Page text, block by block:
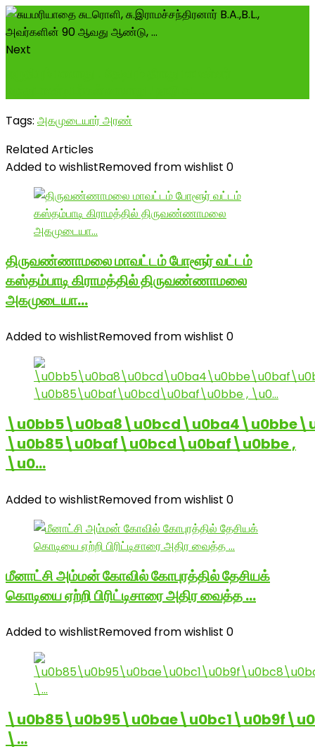
Next
Tags: அகமுடையார் அரண்
Related Articles
Added to wishlistRemoved from wishlist 0
திருவண்ணாமலை மாவட்டம் போளூர் வட்டம்
கஸ்தம்பாடி கிராமத்தில் திருவண்ணாமலை
அகமுடையா…
Added to wishlistRemoved from wishlist 0
\u0b85\u0baf\u0bcd\u0baf\u0bbe ,
\u0…
Added to wishlistRemoved from wishlist 0
மீனாட்சி அம்மன் கோவில் கோபுரத்தில் தேசியக்
கொடியை ஏற்றி பிரிட்டிசாரை அதிர வைத்த …
Added to wishlistRemoved from wishlist 0
\…